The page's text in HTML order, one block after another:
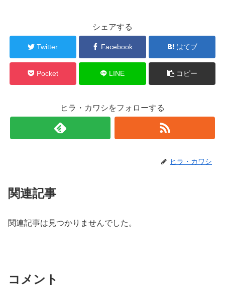
シェアする
Twitter Facebook はてブ
Pocket LINE コピー
ヒラ・カワシをフォローする
ヒラ・カワシ
関連記事
関連記事は見つかりませんでした。
コメント